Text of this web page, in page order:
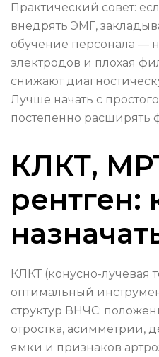
Практический совет:
внедрять ЭМГ,
обучение персонала —
электродов и плохая
снижают
Лучше начать с
постепенно расширять
КЛКТ,
рентген:
КЛКТ (конусно-лучевая
оптимальный
структур ВНЧС:
отростка, асимметрии,
ямки и признаков